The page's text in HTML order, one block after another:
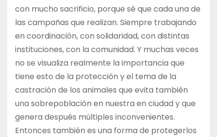
con mucho sacrificio, porque sé que cada una de
las campañas que realizan. Siempre trabajando
en coordinación, con solidaridad, con distintas
instituciones, con la comunidad. Y muchas veces
no se visualiza realmente la importancia que
tiene esto de la protección y el tema de la
castración de los animales que evita también
una sobrepoblación en nuestra en ciudad y que
genera después múltiples inconvenientes.
Entonces también es una forma de protegerlos